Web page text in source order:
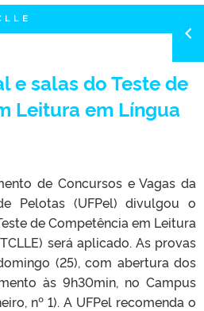
e salas do Teste de
Leitura em Língua
de Concursos e Vagas da
Pelotas (UFPel) divulgou o
de Competência em Leitura
será aplicado. As provas
(25), com abertura dos
às 9h30min, no Campus
nº 1). A UFPel recomenda o